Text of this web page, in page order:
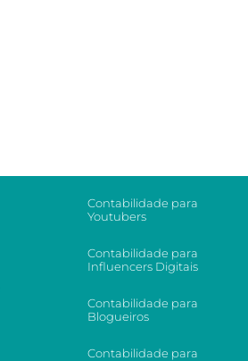
Contabilidade para
Youtubers
Contabilidade para
Influencers Digitais
Contabilidade para
Blogueiros
Contabilidade para